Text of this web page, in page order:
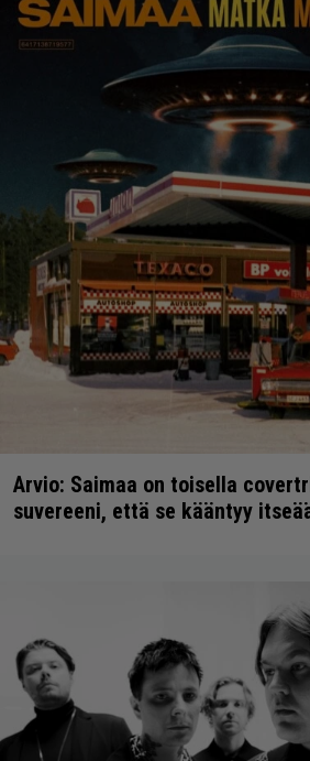
Arvio: Saimaa on toisella
suvereeni, että se kääntyy